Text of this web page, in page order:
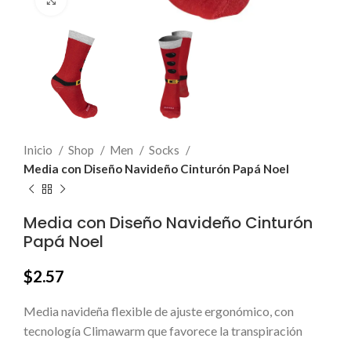
Inicio Shop Men
Socks
Media con Diseño Navideño Cinturón Papá Noel
Media con Diseño Navideño Cinturón
Papá Noel
$2.57
Media navideña flexible de ajuste ergonómico, con
tecnología Climawarm que favorece la transpiración